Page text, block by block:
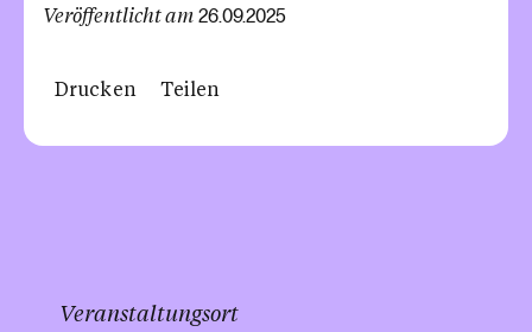
Veröffentlicht am 26.09.2025
Drucken Teilen
Veranstaltungsort